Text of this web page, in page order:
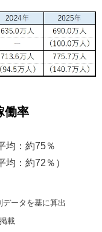
働率
均：約75％
均：約72％）
タを基に算出
載